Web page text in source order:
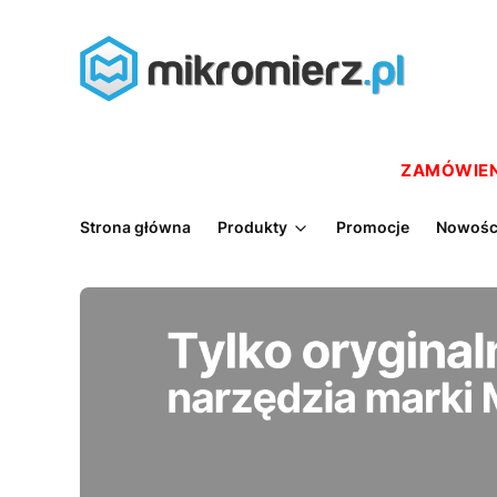
Strona główna Produkty Promocje